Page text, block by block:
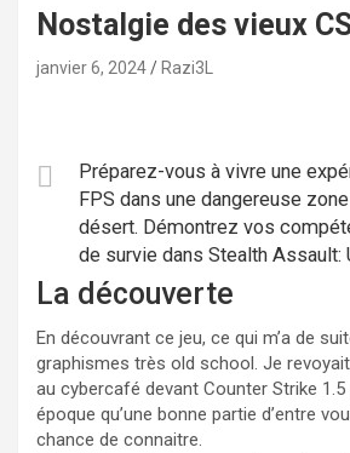
Nostalgie des vieux
janvier 6, 2024 Razi3L
Préparez-vous à vivre une
FPS dans une dangereuse
désert. Démontrez vos
de survie dans Stealth Assault:
La découverte
En découvrant ce jeu, ce qui m’a de
graphismes très old school. Je
au cybercafé devant Counter Strike 1.5
époque qu’une bonne partie d’entre
chance de connaitre.